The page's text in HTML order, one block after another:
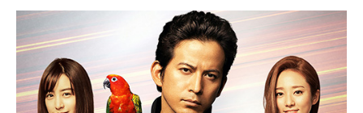
好きが集まる 比べて選べる
ビジネスと働き方のヒント
AI活用のいまが分かる